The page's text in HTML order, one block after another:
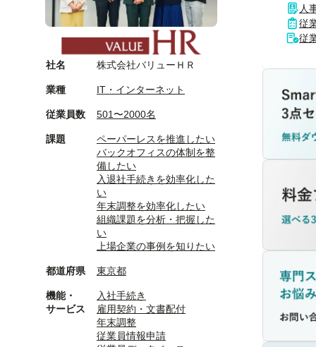
社名 株式会社バリューＨＲ
業種 IT・インターネット
従業員数 501〜2000名
課題
ペーパーレスを推進したい
バックオフィスの体制を整
備したい
入退社手続きを効率化した
い
年末調整を効率化したい
組織課題を分析・把握した
い
上場企業の事例を知りたい
都道府県 東京都
機能・
サービス
入社手続き
雇用契約・文書配付
年末調整
従業員情報申請
人
従
従